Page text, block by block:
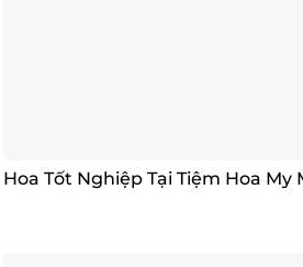
Hoa Tốt Nghiệp Tại Tiệm Hoa My